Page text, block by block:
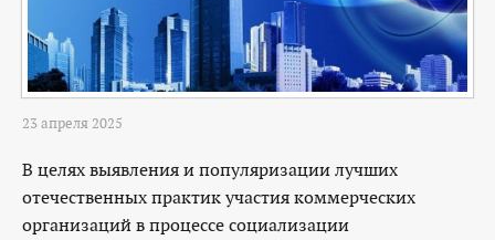
23 апреля 2025
В целях выявления и популяризации лучших
отечественных практик участия коммерческих
организаций в процессе социализации